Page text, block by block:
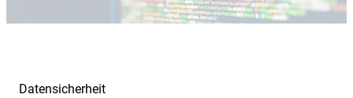
Datensicherheit